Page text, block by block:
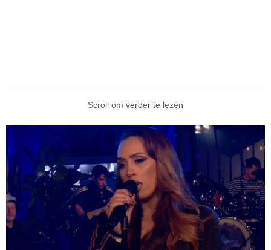
Scroll om verder te lezen